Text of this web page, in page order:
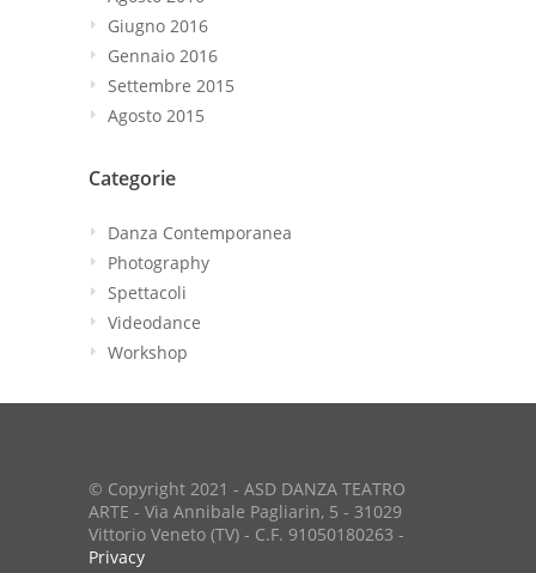
Giugno 2016
Gennaio 2016
Settembre 2015
Agosto 2015
Categorie
Danza Contemporanea
Photography
Spettacoli
Videodance
Workshop
© Copyright 2021 - ASD DANZA TEATRO
ARTE - Via Annibale Pagliarin, 5 - 31029
Vittorio Veneto (TV) - C.F. 91050180263 -
Privacy